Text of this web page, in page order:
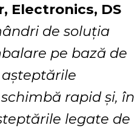
Electronics, DS
de soluția
pe bază de
rapid și, în
legate de